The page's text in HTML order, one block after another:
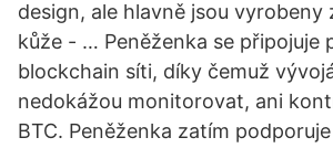
design, ale hlavně jsou vyrobeny
kůže - … Peněženka se připojuje
blockchain síti, díky čemuž
nedokážou monitorovat, ani
BTC. Peněženka zatím